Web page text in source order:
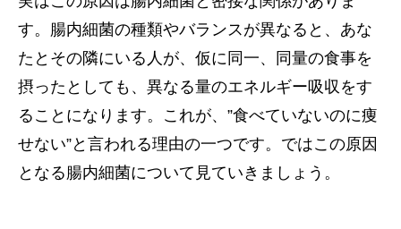
す。腸内細菌の種類やバランスが異なると、あな
たとその隣にいる人が、仮に同一、同量の食事を
摂ったとしても、異なる量のエネルギー吸収をす
ることになります。これが、”食べていないのに痩
せない”と言われる理由の一つです。ではこの原因
となる腸内細菌について見ていきましょう。